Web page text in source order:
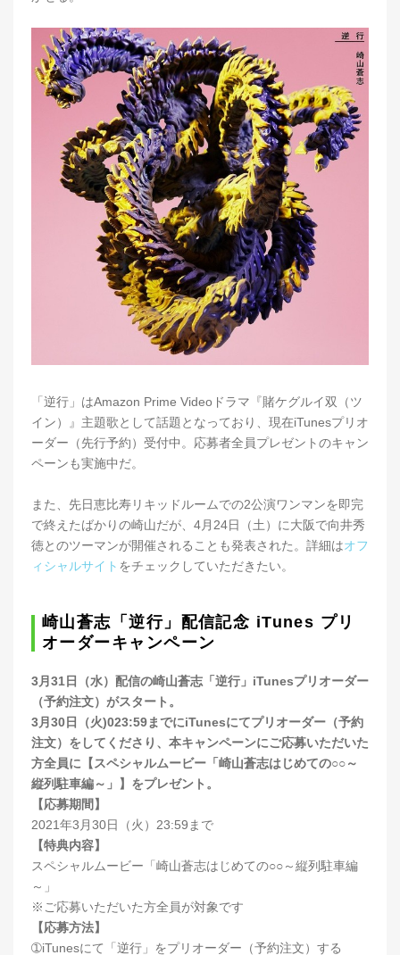
「逆行」はAmazon Prime Videoドラマ『賭ケグルイ双（ツ
イン）』主題歌として話題となっており、現在iTunesプリオ
ーダー（先行予約）受付中。応募者全員プレゼントのキャン
ペーンも実施中だ。
また、先日恵比寿リキッドルームでの2公演ワンマンを即完
で終えたばかりの崎山だが、4月24日（土）に大阪で向井秀
徳とのツーマンが開催されることも発表された。詳細はオフ
ィシャルサイト をチェックしていただきたい。
崎山蒼志「逆行」配信記念 iTunes プリ
オーダーキャンペーン
3月31日（水）配信の崎山蒼志「逆行」iTunesプリオーダー
（予約注文）がスタート。
3月30日（火)023:59までにiTunesにてプリオーダー（予約
注文）をしてくださり、本キャンペーンにご応募いただいた
方全員に【スペシャルムービー「崎山蒼志はじめての○○～
縦列駐車編～」】をプレゼント。
【応募期間】
2021年3月30日（火）23:59まで
【特典内容】
スペシャルムービー「崎山蒼志はじめての○○～縦列駐車編
～」
※ご応募いただいた方全員が対象です
【応募方法】
➀iTunesにて「逆行」をプリオーダー（予約注文）する